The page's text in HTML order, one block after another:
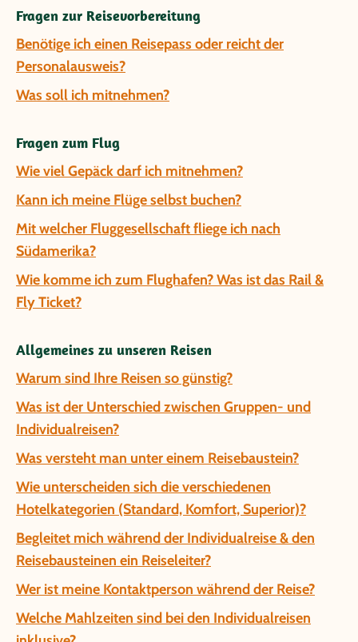
Fragen zur Reisevorbereitung
Benötige ich einen Reisepass oder reicht der
Personalausweis?
Was soll ich mitnehmen?
Fragen zum Flug
Wie viel Gepäck darf ich mitnehmen?
Kann ich meine Flüge selbst buchen?
Mit welcher Fluggesellschaft fliege ich nach
Südamerika?
Wie komme ich zum Flughafen? Was ist das Rail &
Fly Ticket?
Allgemeines zu unseren Reisen
Warum sind Ihre Reisen so günstig?
Was ist der Unterschied zwischen Gruppen- und
Individualreisen?
Was versteht man unter einem Reisebaustein?
Wie unterscheiden sich die verschiedenen
Hotelkategorien (Standard, Komfort, Superior)?
Begleitet mich während der Individualreise & den
Reisebausteinen ein Reiseleiter?
Wer ist meine Kontaktperson während der Reise?
Welche Mahlzeiten sind bei den Individualreisen